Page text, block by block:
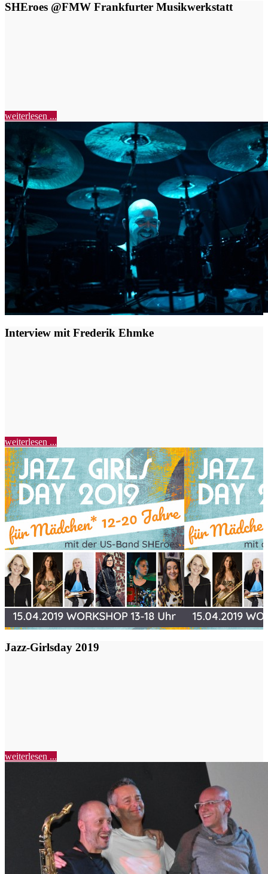
SHEroes @FMW Frankfurter Musikwerkstatt
weiterlesen ...
Interview mit Frederik Ehmke
weiterlesen ...
Jazz-Girlsday 2019
weiterlesen ...